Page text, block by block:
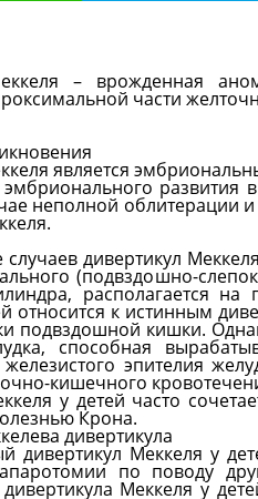
– врожденная
части
является
развития
неполной облитерации
дивертикул
(подвздошно-
располагается
относится к истинным
подвздошной кишки.
способная
железистого эпителия
кишечного
у детей часто
Крона.
дивертикула
дивертикул Меккеля у
по поводу
Меккеля у